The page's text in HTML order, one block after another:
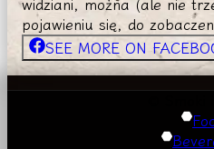
widziani, można (ale nie
pojawieniu się, do
SEE MORE ON